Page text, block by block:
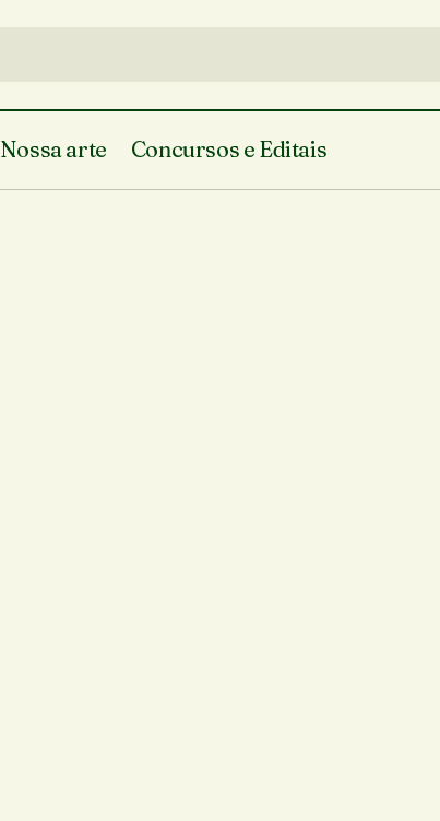
Nossa arte Concursos e Editais